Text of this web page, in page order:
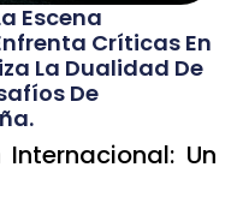
Escena
Críticas En
La Dualidad De
De
Un